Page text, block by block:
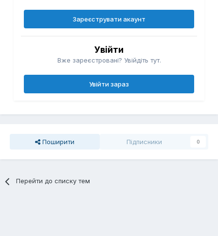
Зареєструвати акаунт
Увійти
Вже зареєстровані? Увійдіть тут.
Увійти зараз
Поширити Підписники 0
Перейти до списку тем